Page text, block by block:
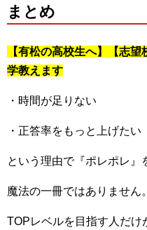
まとめ
【有松の高校生へ】【志
学教えます
・時間が足りない
・正答率をもっと上げたい
という理由で『ポレポレ』
魔法の一冊ではありません。
TOPレベルを目指す人だけ